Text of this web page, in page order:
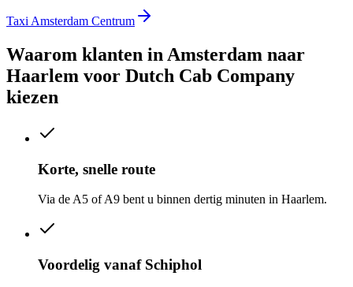
Taxi Amsterdam Centrum
Waarom klanten in Amsterdam naar
Haarlem voor Dutch Cab Company
kiezen
Korte, snelle route
Via de A5 of A9 bent u binnen dertig minuten in Haarlem.
Voordelig vanaf Schiphol